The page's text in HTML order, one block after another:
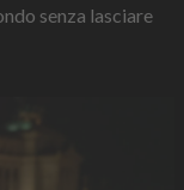
senza lasciare